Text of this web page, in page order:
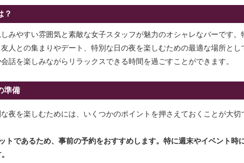
？
みやすい雰囲気と素敵な女子スタッフが魅力のオシャレなバーです。
人との集まりやデート、特別な日の夜を楽しむための最適な場所とし
話を楽しみながらリラックスできる時間を過ごすことができます。
準備
夜を楽しむためには、いくつかのポイントを押さえておくことが大切
トであるため、事前の予約をおすすめします。特に週末やイベント時